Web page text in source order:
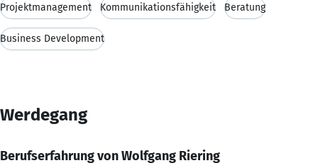
Projektmanagement Kommunikationsfähigkeit Beratung
Business Development
Werdegang
Berufserfahrung von Wolfgang Riering